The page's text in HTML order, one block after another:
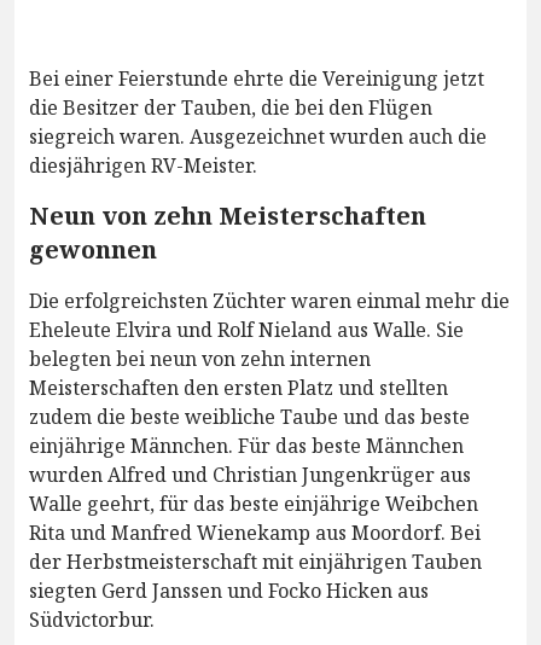
Bei einer Feierstunde ehrte die Vereinigung jetzt
die Besitzer der Tauben, die bei den Flügen
siegreich waren. Ausgezeichnet wurden auch die
diesjährigen RV-Meister.
Neun von zehn Meisterschaften
gewonnen
Die erfolgreichsten Züchter waren einmal mehr die
Eheleute Elvira und Rolf Nieland aus Walle. Sie
belegten bei neun von zehn internen
Meisterschaften den ersten Platz und stellten
zudem die beste weibliche Taube und das beste
einjährige Männchen. Für das beste Männchen
wurden Alfred und Christian Jungenkrüger aus
Walle geehrt, für das beste einjährige Weibchen
Rita und Manfred Wienekamp aus Moordorf. Bei
der Herbstmeisterschaft mit einjährigen Tauben
siegten Gerd Janssen und Focko Hicken aus
Südvictorbur.